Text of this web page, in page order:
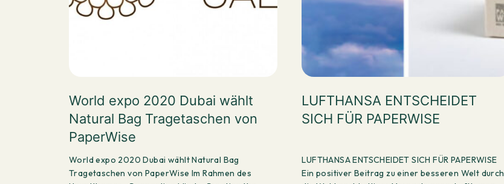
World expo 2020 Dubai wählt
Natural Bag Tragetaschen von
PaperWise
World expo 2020 Dubai wählt Natural Bag
Tragetaschen von PaperWise Im Rahmen des
LUFTHANSA ENTSCHEIDET
SICH FÜR PAPERWISE
LUFTHANSA ENTSCHEIDET SICH FÜR PAPERWISE
Ein positiver Beitrag zu einer besseren Welt durch